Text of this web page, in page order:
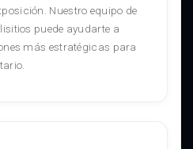
Nuestro equipo de
puede ayudarte a
más estratégicas para